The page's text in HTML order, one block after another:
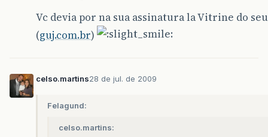
Vc devia por na sua assinatura la Vitrine do
(guj.com.br)
celso.martins28 de jul. de 2009
Felagund:
celso.martins: